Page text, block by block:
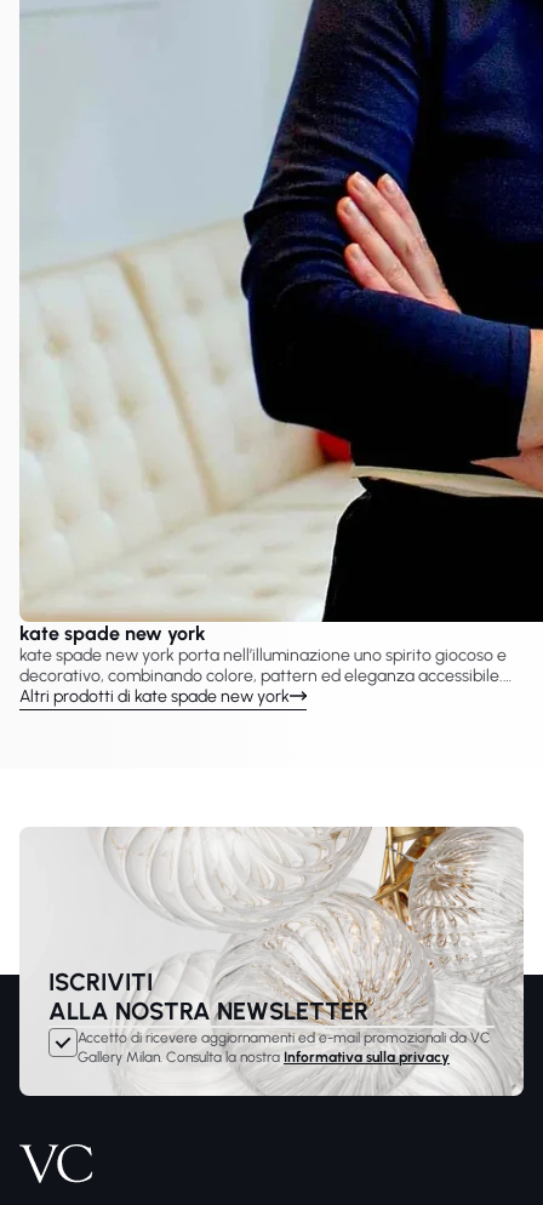
kate spade new york
kate spade new york porta nell’illuminazione uno spirito giocoso e
decorativo, combinando colore, pattern ed eleganza accessibile.
VC Gallery propone una selezione di lampade kate spade new york
create con Visual Comfort & Co., tra cui lampadari, sospensioni,
Altri prodotti di kate spade new york
ISCRIVITI
ALLA NOSTRA NEWSLETTER
Accetto di ricevere aggiornamenti ed e-mail promozionali da VC
Gallery Milan. Consulta la nostra Informativa sulla privacy